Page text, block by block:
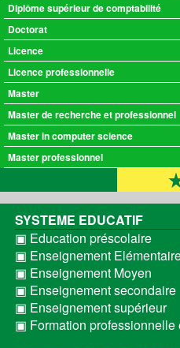
Diplôme supérieur de comptabilité
Doctorat
Licence
Licence professionnelle
Master
Master de recherche et professionnel
Master in computer science
Master professionnel
SYSTEME EDUCATIF
▣ Education préscolaire
▣ Enseignement
▣ Enseignement Moyen
▣ Enseignement secondaire
▣ Enseignement supérieur
▣ Formation professionnelle